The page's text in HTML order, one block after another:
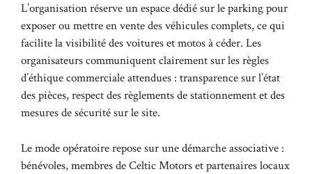
L’organisation réserve un espace dédié sur le parking pour
exposer ou mettre en vente des véhicules complets, ce qui
facilite la visibilité des voitures et motos à céder. Les
organisateurs communiquent clairement sur les règles
d’éthique commerciale attendues : transparence sur l’état
des pièces, respect des règlements de stationnement et des
mesures de sécurité sur le site.
Le mode opératoire repose sur une démarche associative :
bénévoles, membres de Celtic Motors et partenaires locaux